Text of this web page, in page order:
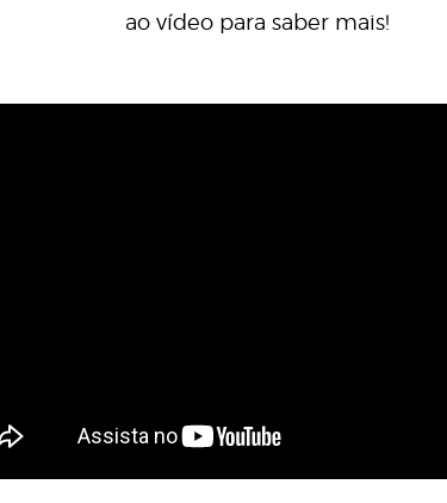
ao vídeo para saber mais!